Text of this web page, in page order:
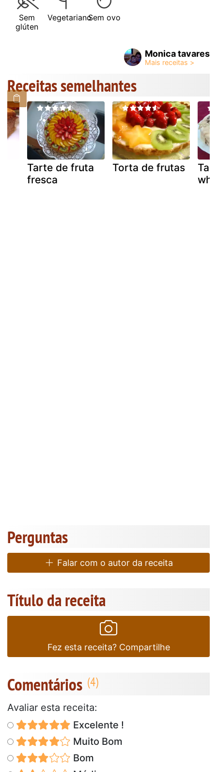
Sem
glúten
VegetarianoSem ovo
Monica tavares
Receitas semelhantes
Tarte de fruta
fresca
Torta de frutas
Perguntas
Falar com o autor da receita
Título da receita
Fez esta receita? Compartilhe
Comentários
Avaliar esta receita:
Excelente !
Muito Bom
Bom